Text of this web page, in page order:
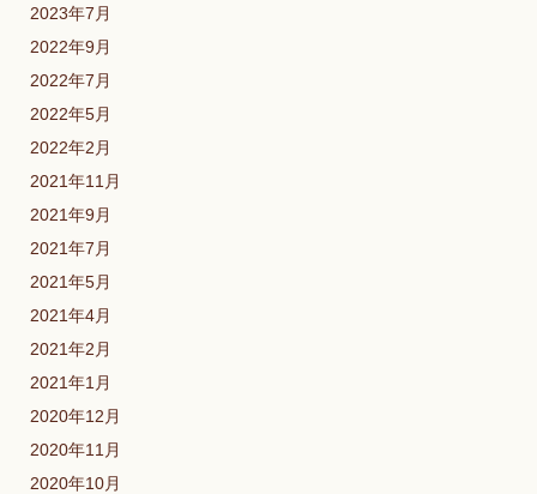
2023年7月
2022年9月
2022年7月
2022年5月
2022年2月
2021年11月
2021年9月
2021年7月
2021年5月
2021年4月
2021年2月
2021年1月
2020年12月
2020年11月
2020年10月